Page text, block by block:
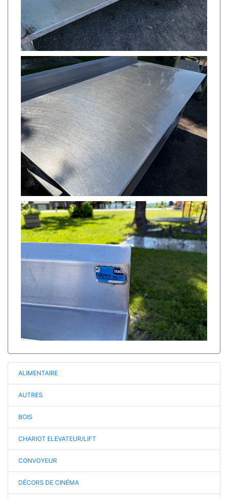
ALIMENTAIRE
AUTRES
BOIS
CHARIOT ELEVATEUR/LIFT
CONVOYEUR
DÉCORS DE CINÉMA